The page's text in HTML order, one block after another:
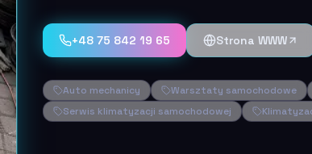
+48 75 842 19 65 Strona WWW
Auto mechanicy Warsztaty samochodowe
Serwis klimatyzacji samochodowej